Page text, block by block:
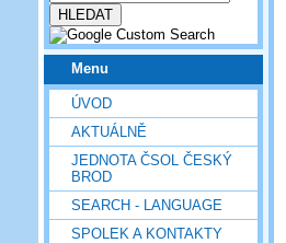
Menu
ÚVOD
AKTUÁLNĚ
JEDNOTA ČSOL ČESKÝ
BROD
SEARCH - LANGUAGE
SPOLEK A KONTAKTY